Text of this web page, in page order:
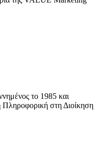
το 1985 και
στη Διοίκηση